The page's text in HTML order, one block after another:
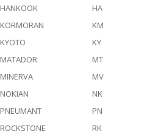
HANKOOK
HA
KORMORAN
KM
KYOTO
KY
MATADOR
MT
MINERVA
MV
NOKIAN
NK
PNEUMANT
PN
ROCKSTONE
RK